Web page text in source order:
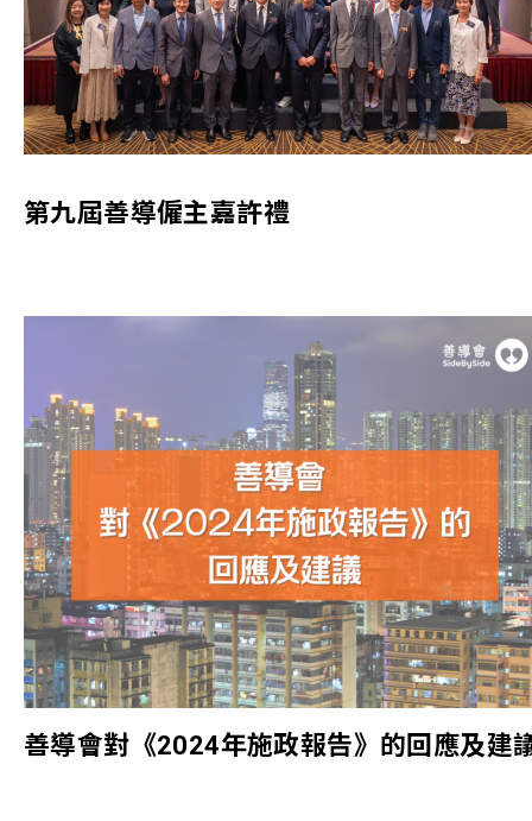
第九屆善導僱主嘉許禮
善導會對《2024年施政報告》的回應及建